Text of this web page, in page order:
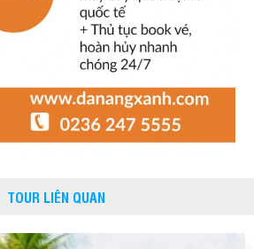
TOUR LIÊN QUAN